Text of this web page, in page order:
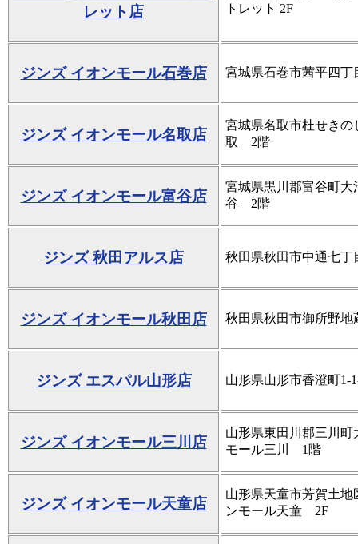
レット店
トレット 2F
ジンズ イオンモール石巻店 宮城県石巻市茜平四
ジンズ イオンモール名取店
宮城県名取市杜せき
取 2階
ジンズ イオンモール富谷店
宮城県黒川郡富谷町
谷 2階
ジンズ 秋田アルス店 秋田県秋田市中通七丁
ジンズ イオンモール秋田店 秋田県秋田市御所野
ジンズ エスパル山形店 山形県山形市香澄町1-
ジンズ イオンモール三川店
山形県東田川郡三川
モール三川 1階
ジンズ イオンモール天童店
山形県天童市芳賀土
ンモール天童 2F